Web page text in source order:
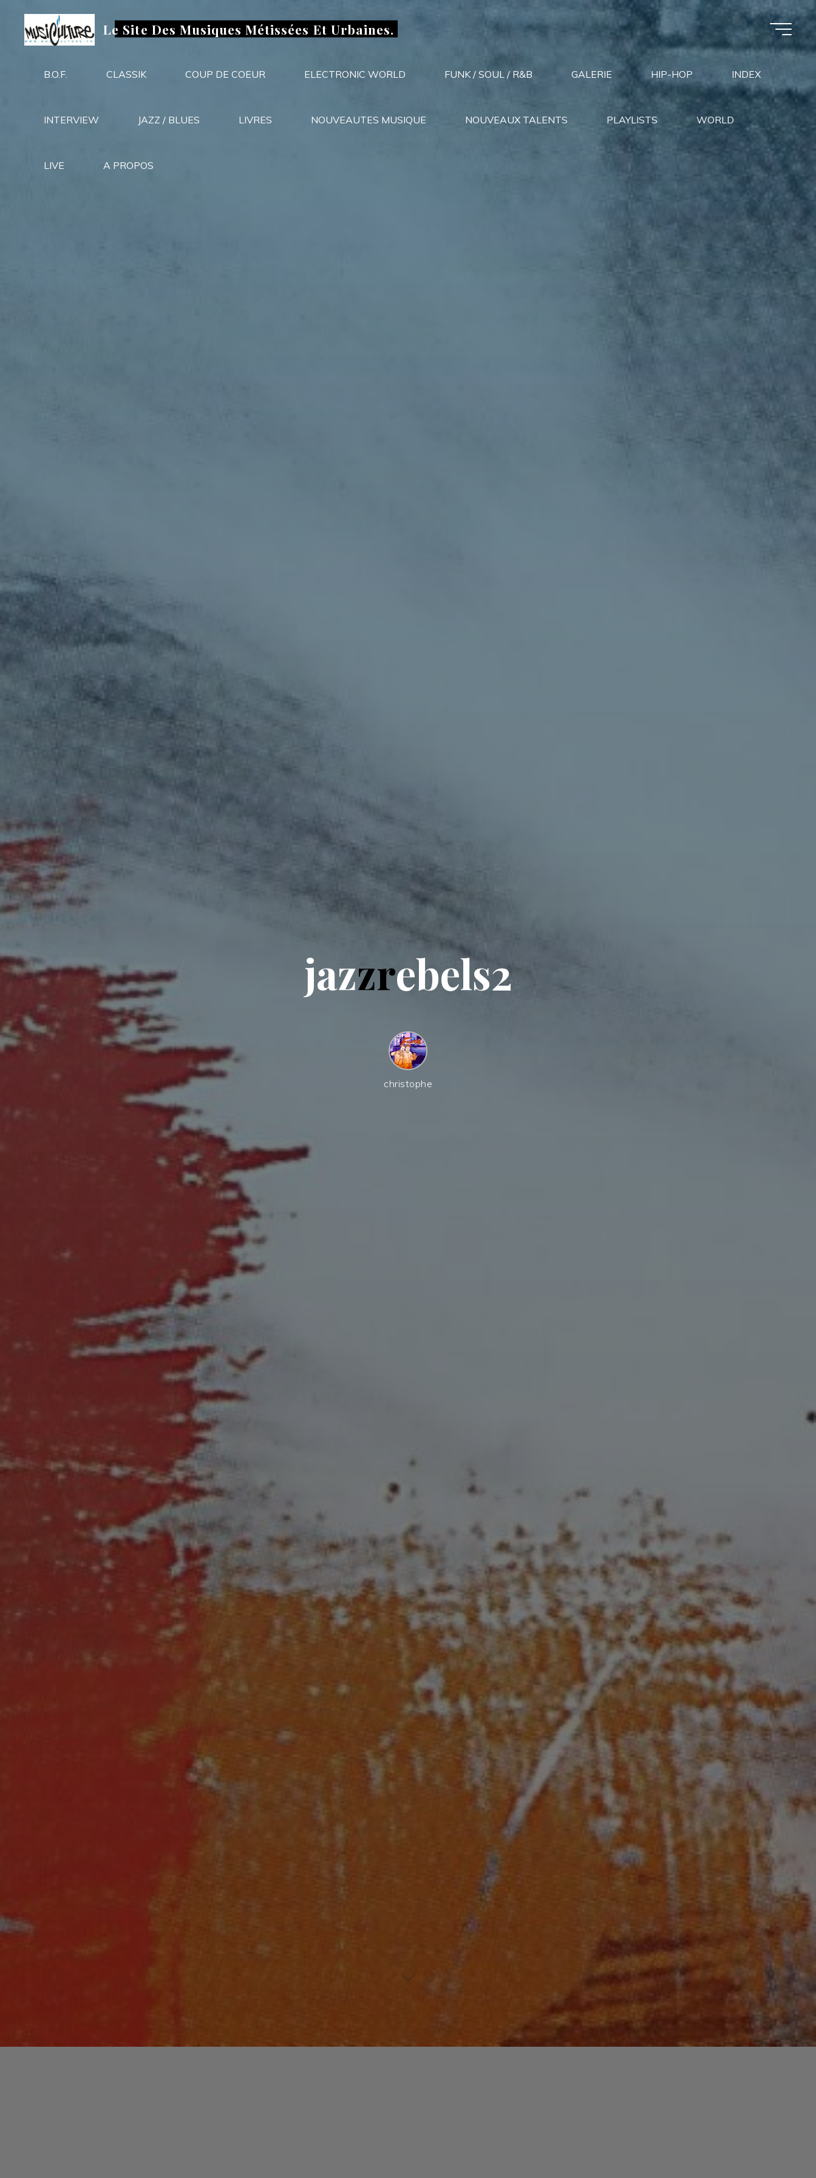
contenu
Le Site Des Musiques Métissées Et Urbaines.
B.O.F. CLASSIK COUP DE COEUR ELECTRONIC WORLD FUNK / SOUL / R&B GALERIE HIP-HOP INDEX
INTERVIEW JAZZ / BLUES LIVRES NOUVEAUTES MUSIQUE NOUVEAUX TALENTS PLAYLISTS WORLD
LIVE A PROPOS
jazzrebels2
christophe